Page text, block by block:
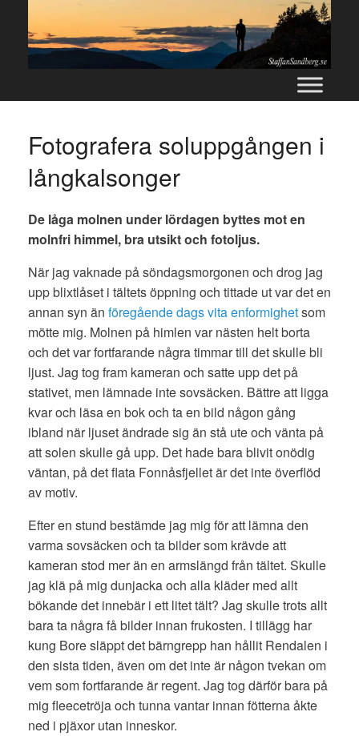
content
Fotografera soluppgången i
långkalsonger
De låga molnen under lördagen byttes mot en
molnfri himmel, bra utsikt och fotoljus.
När jag vaknade på söndagsmorgonen och drog jag
upp blixtlåset i tältets öppning och tittade ut var det en
annan syn än föregående dags vita enformighetsom
mötte mig. Molnen på himlen var nästen helt borta
och det var fortfarande några timmar till det skulle bli
ljust. Jag tog fram kameran och satte upp det på
stativet, men lämnade inte sovsäcken. Bättre att ligga
kvar och läsa en bok och ta en bild någon gång
ibland när ljuset ändrade sig än stå ute och vänta på
att solen skulle gå upp. Det hade bara blivit onödig
väntan, på det flata Fonnåsfjellet är det inte överflöd
av motiv.
Efter en stund bestämde jag mig för att lämna den
varma sovsäcken och ta bilder som krävde att
kameran stod mer än en armslängd från tältet. Skulle
jag klä på mig dunjacka och alla kläder med allt
bökande det innebär i ett litet tält? Jag skulle trots allt
bara ta några få bilder innan frukosten. I tillägg har
kung Bore släppt det bärngrepp han hållit Rendalen i
den sista tiden, även om det inte är någon tvekan om
vem som fortfarande är regent. Jag tog därför bara på
mig fleecetröja och tunna vantar innan fötterna åkte
ned i pjäxor utan inneskor.